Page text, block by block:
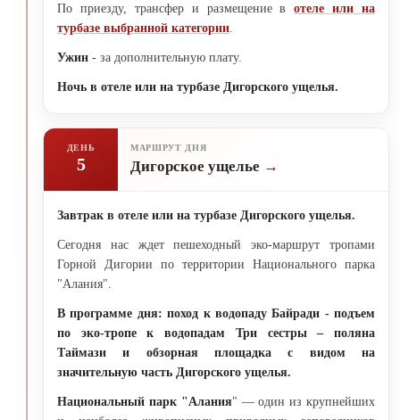
По приезду, трансфер и размещение вотеле или на
турбазе выбранной категории
Ужин - за дополнительную плату.
Ночь в отеле или на турбазе Дигорского ущелья.
ДЕНЬ
5
МАРШРУТ ДНЯ
Дигорское ущелье
Завтрак в отеле или на турбазе Дигорского ущелья.
Сегодня нас ждет пешеходный эко-маршрут тропами
Горной Дигории по территории Национального парка
"Алания".
В программе дня: поход к водопаду Байради - подъем
по эко-тропе к водопадам Три сестры – поляна
Таймази и обзорная площадка с видом на
значительную часть Дигорского ущелья.
Национальный парк "Алания" — один из крупнейших